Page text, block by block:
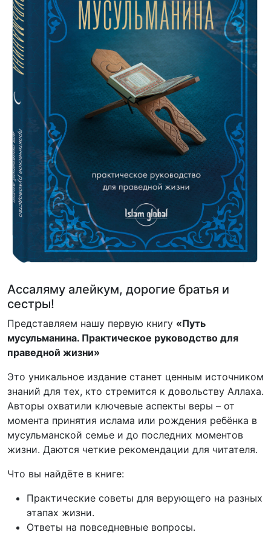
Ассаляму алейкум, дорогие братья и
сестры!
Представляем нашу первую книгу «Путь
мусульманина. Практическое руководство для
праведной жизни»
Это уникальное издание станет ценным источником
знаний для тех, кто стремится к довольству Аллаха.
Авторы охватили ключевые аспекты веры – от
момента принятия ислама или рождения ребёнка в
мусульманской семье и до последних моментов
жизни. Даются четкие рекомендации для читателя.
Что вы найдёте в книге:
Практические советы для верующего на разных
этапах жизни.
Ответы на повседневные вопросы.